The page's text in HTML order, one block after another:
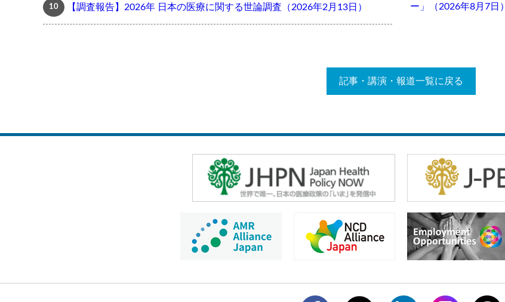
【調査報告】2026年 日本の医療に関する世論調査（2026年2月13日）
ー」（2026年8月7日）
記事・講演・報道一覧に戻る